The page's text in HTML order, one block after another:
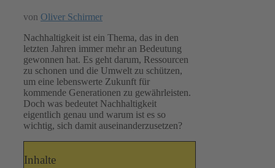
von Oliver Schirmer
Nachhaltigkeit ist ein Thema, das in den
letzten Jahren immer mehr an Bedeutung
gewonnen hat. Es geht darum, Ressourcen
zu schonen und die Umwelt zu schützen,
um eine lebenswerte Zukunft für
kommende Generationen zu gewährleisten.
Doch was bedeutet Nachhaltigkeit
eigentlich genau und warum ist es so
wichtig, sich damit auseinanderzusetzen?
Inhalte